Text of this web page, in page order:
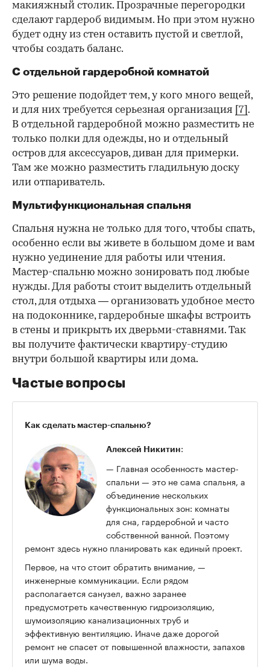
макияжный столик. Прозрачные перегородки
сделают гардероб видимым. Но при этом нужно
будет одну из стен оставить пустой и светлой,
чтобы создать баланс.
С отдельной гардеробной комнатой
Это решение подойдет тем, у кого много вещей,
и для них требуется серьезная организация [7] .
В отдельной гардеробной можно разместить не
только полки для одежды, но и отдельный
остров для аксессуаров, диван для примерки.
Там же можно разместить гладильную доску
или отпариватель.
Мультифункциональная спальня
Спальня нужна не только для того, чтобы спать,
особенно если вы живете в большом доме и вам
нужно уединение для работы или чтения.
Мастер-спальню можно зонировать под любые
нужды. Для работы стоит выделить отдельный
стол, для отдыха — организовать удобное место
на подоконнике, гардеробные шкафы встроить
в стены и прикрыть их дверьми-ставнями. Так
вы получите фактически квартиру-студию
внутри большой квартиры или дома.
Частые вопросы
Как сделать мастер-спальню?
Алексей Никитин:
— Главная особенность мастер-
спальни — это не сама спальня, а
объединение нескольких
функциональных зон: комнаты
для сна, гардеробной и часто
собственной ванной. Поэтому
ремонт здесь нужно планировать как единый проект.
Первое, на что стоит обратить внимание, —
инженерные коммуникации. Если рядом
располагается санузел, важно заранее
предусмотреть качественную гидроизоляцию,
шумоизоляцию канализационных труб и
эффективную вентиляцию. Иначе даже дорогой
ремонт не спасет от повышенной влажности, запахов
или шума воды.